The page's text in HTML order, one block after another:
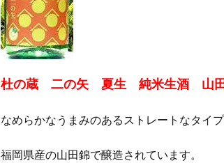
杜の蔵 二の矢 夏生 純米生酒 山
なめらかなうまみのあるストレートなタイ
福岡県産の山田錦で醸造されています。